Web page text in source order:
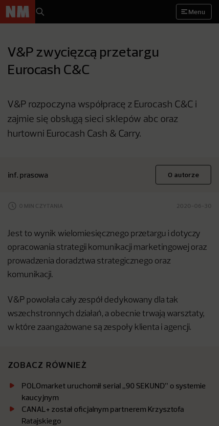
Menu
V&P zwycięzcą przetargu
Eurocash C&C
V&P rozpoczyna współpracę z Eurocash C&C i
zajmie się obsługą sieci sklepów abc oraz
hurtowni Eurocash Cash & Carry.
inf. prasowa O autorze
0 MIN CZYTANIA 2020-06-30
Jest to wynik wielomiesięcznego przetargu i dotyczy
opracowania strategii komunikacji marketingowej oraz
prowadzenia doradztwa strategicznego oraz
komunikacji.
V&P powołała cały zespół dedykowany dla tak
wszechstronnych działań, a obecnie trwają warsztaty,
w które zaangażowane są zespoły klienta i agencji.
ZOBACZ RÓWNIEŻ
POLOmarket uruchomił serial „90 SEKUND” o systemie
kaucyjnym
CANAL+ został oficjalnym partnerem Krzysztofa
Ratajskiego